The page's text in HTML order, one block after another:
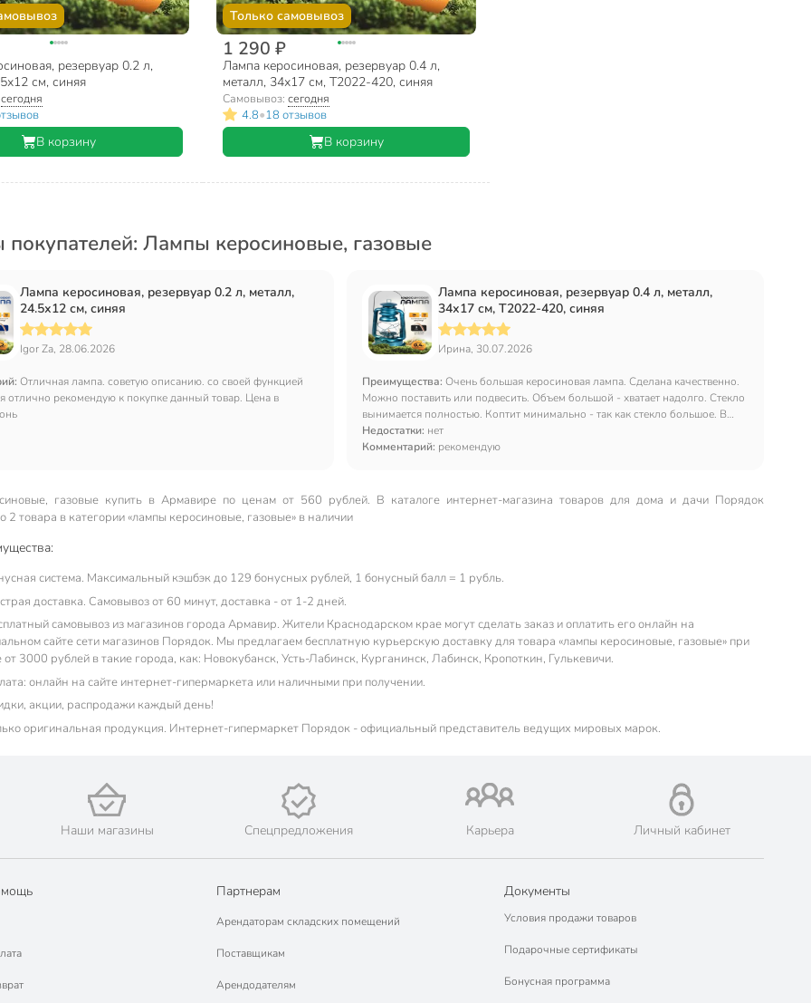
резервуар 0.2 л,
см, синяя
сегодня
В корзину
Только самовывоз
1 290 ₽
Лампа керосиновая, резервуар 0.4 л,
металл, 34х17 см, T2022-420, синяя
Самовывоз: сегодня
4.8•18 отзывов
В корзину
Лампы керосиновые, газовые
Лампа керосиновая, резервуар 0.2 л, металл,
24.5х12 см, синяя
Igor Za, 28.06.2026
Отличная лампа. советую описанию. со своей функцией
отлично рекомендую к покупке данный товар. Цена в
Лампа керосиновая, резервуар 0.4 л, металл,
34х17 см, T2022-420, синяя
Ирина, 30.07.2026
Преимущества: Очень большая керосиновая лампа. Сделана качественно.
Можно поставить или подвесить. Объем большой - хватает надолго. Стекло
вынимается полностью. Коптит минимально - так как стекло большое. В
комплекте маленькая воронка для заполнения лампы. Приложена
инструкция.
Недостатки: нет
Комментарий: рекомендую
газовые купить в Армавире по ценам от 560 рублей. В каталоге интернет-магазина товаров для дома и дачи Порядок
2 товара в категории «лампы керосиновые, газовые» в наличии
система. Максимальный кэшбэк до 129 бонусных рублей, 1 бонусный балл = 1 рубль.
доставка. Самовывоз от 60 минут, доставка - от 1-2 дней.
самовывоз из магазинов города Армавир. Жители Краснодарском крае могут сделать заказ и оплатить его онлайн на
сайте сети магазинов Порядок. Мы предлагаем бесплатную курьерскую доставку для товара «лампы керосиновые, газовые» при
от 3000 рублей в такие города, как: Новокубанск, Усть-Лабинск, Курганинск, Лабинск, Кропоткин, Гулькевичи.
онлайн на сайте интернет-гипермаркета или наличными при получении.
акции, распродажи каждый день!
оригинальная продукция. Интернет-гипермаркет Порядок - официальный представитель ведущих мировых марок.
Наши магазины Спецпредложения Карьера Личный кабинет
Партнерам
Арендаторам складских помещений
Поставщикам
Арендодателям
Документы
Условия продажи товаров
Подарочные сертификаты
Бонусная программа